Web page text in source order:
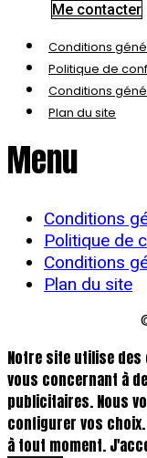
Me contacter
Conditions
Politique de
Conditions
Plan du site
Menu
Conditions
Politique de
Conditions
Plan du site
Notre site utilise
vous concernant à
publicitaires. Nous
configurer vos
à tout moment.